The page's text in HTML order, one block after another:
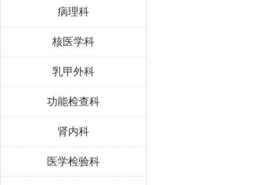
病理科
核医学科
乳甲外科
功能检查科
肾内科
医学检验科